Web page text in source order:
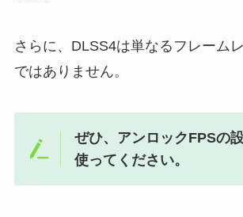
さらに、DLSS4は単なるフレーム
ではありません。
ぜひ、アンロックFPSの
使ってください。